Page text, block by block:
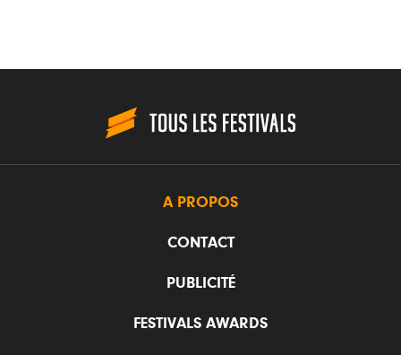
A PROPOS
CONTACT
PUBLICITÉ
FESTIVALS AWARDS